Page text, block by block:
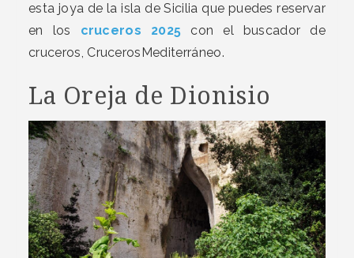
esta joya de la isla de Sicilia que puedes reservar
en los cruceros 2025 con el buscador de
cruceros, CrucerosMediterráneo.
La Oreja de Dionisio